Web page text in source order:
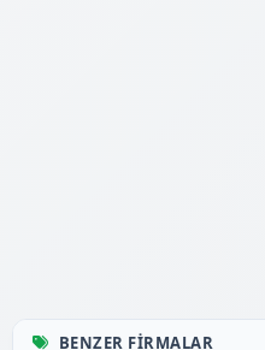
BENZER FIRMALAR